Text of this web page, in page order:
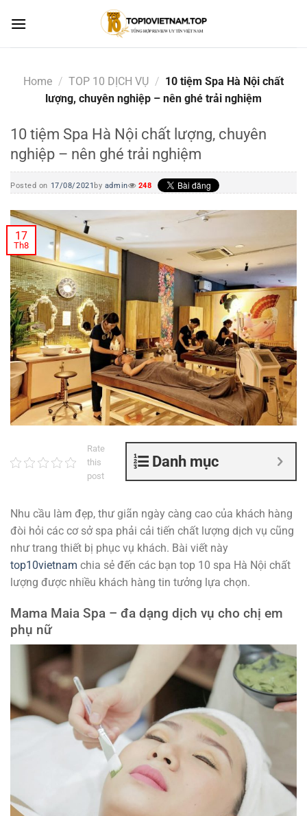
Home / TOP 10 DỊCH VỤ / 10 tiệm Spa Hà Nội chất
lượng, chuyên nghiệp – nên ghé trải nghiệm
10 tiệm Spa Hà Nội chất lượng, chuyên
nghiệp – nên ghé trải nghiệm
Posted on 17/08/2021 by admin 248
17
Th8
Danh mục
Rate
this
post
Nhu cầu làm đẹp, thư giãn ngày càng cao của khách hàng
đòi hỏi các cơ sở spa phải cải tiến chất lượng dịch vụ cũng
như trang thiết bị phục vụ khách. Bài viết này
top10vietnam chia sẻ đến các bạn top 10 spa Hà Nội chất
lượng được nhiều khách hàng tin tưởng lựa chọn.
Mama Maia Spa – đa dạng dịch vụ cho chị em
phụ nữ